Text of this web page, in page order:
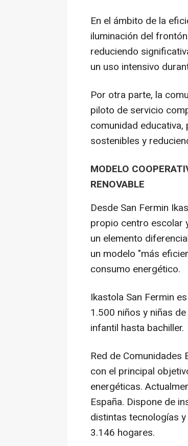
En el ámbito de la
iluminación del
reduciendo
un uso intensivo
Por otra parte, la
piloto de servicio
comunidad
sostenibles y
MODELO
RENOVABLE
Desde San Fermin
propio centro escolar
un elemento
un modelo "más
consumo energético.
Ikastola San Fermin
1.500 niños y niñas
infantil hasta bachiller.
Red de
con el principal
energéticas.
España. Dispone de
distintas tecnologías
3.146 hogares.